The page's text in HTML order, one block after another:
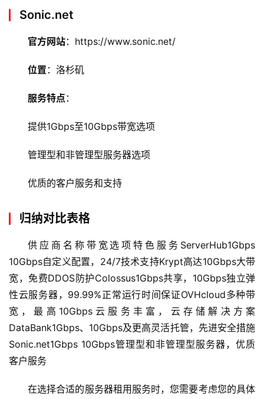
络
安
Sonic.net
官方网站：https://www.sonic.net/
位置 ：洛杉矶
服务特点 ：
提供1Gbps至10Gbps带宽选项
管理型和非管理型服务器选项
优质的客户服务和支持
归纳对比表格
供应商名称带宽选项特色服务ServerHub1Gbps
10Gbps自定义配置，24/7技术支持Krypt高达10Gbps大带
宽，免费DDOS防护Colossus1Gbps共享，10Gbps独立弹
性云服务器，99.99%正常运行时间保证OVHcloud多种带
宽，最高10Gbps云服务丰富，云存储解决方案
DataBank1Gbps、10Gbps及更高灵活托管，先进安全措施
Sonic.net1Gbps 10Gbps管理型和非管理型服务器，优质
客户服务
在选择合适的服务器租用服务时，您需要考虑您的具体